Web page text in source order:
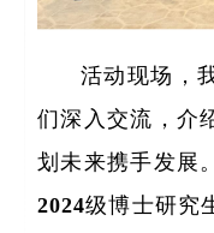
活动现场，
们深入交流，介
划未来携手发展
2024级博士研究